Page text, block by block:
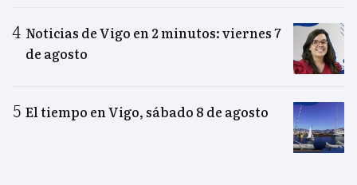
Noticias de Vigo en 2 minutos: viernes 7
de agosto
El tiempo en Vigo, sábado 8 de agosto